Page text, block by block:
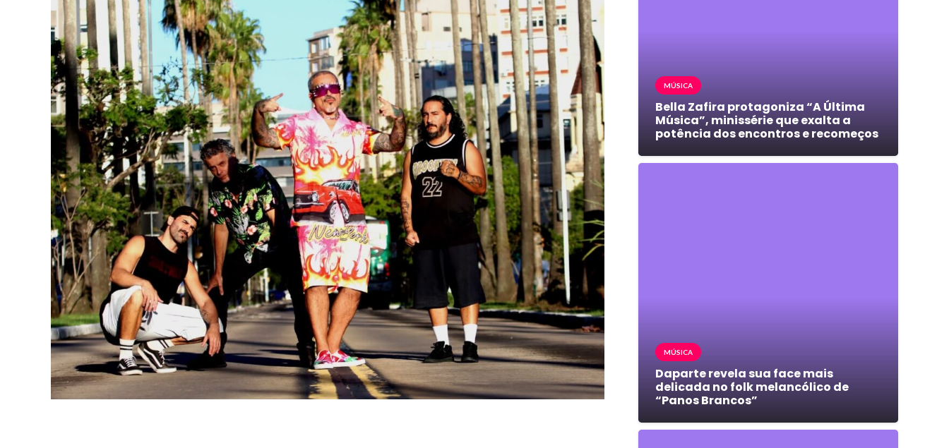
MÚSICA
Bella Zafira protagoniza “A Última
Música”, minissérie que exalta a
potência dos encontros e recomeços
MÚSICA
Daparte revela sua face mais
delicada no folk melancólico de
“Panos Brancos”